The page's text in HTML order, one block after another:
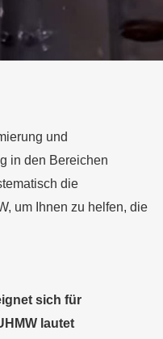
und
in den Bereichen
die
um Ihnen zu helfen, die
sich für
lautet